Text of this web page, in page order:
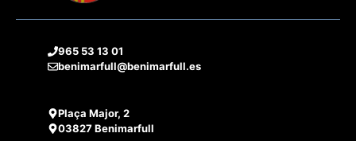
965 53 13 01
benimarfull@benimarfull.es
Plaça Major, 2
03827 Benimarfull